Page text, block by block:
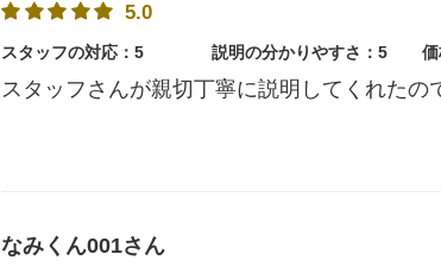
5.0
スタッフの対応：5 説明の分かりやすさ：5
スタッフさんが親切丁寧に説明してくれたの
なみくん001さん